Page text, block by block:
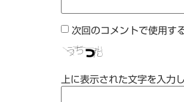
次回のコメントで使用す
上に表示された文字を入力